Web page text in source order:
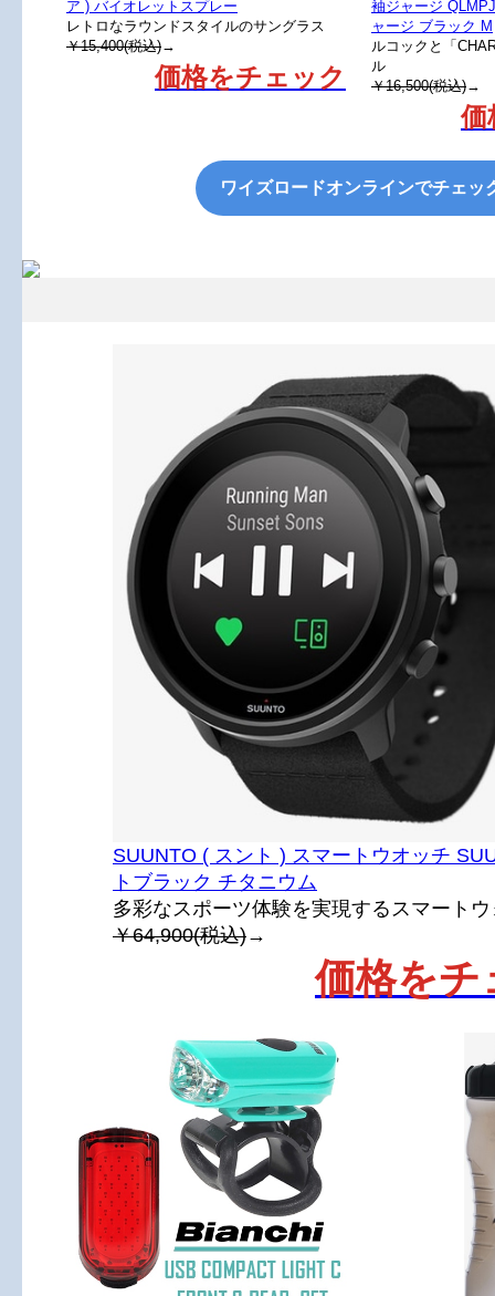
ア ) バイオレットスプレー
レトロなラウンドスタイルのサングラス
￥15,400(税込)→
価格をチェック
袖ジャージ
ャージ ブラック M
ルコックと「
ル
￥16,500(税込)→
価
ワイズロードオンラインでチェッ
SUUNTO ( スント ) スマートウオッチ
トブラック チタニウム
多彩なスポーツ体験を実現するスマート
￥64,900(税込)→
価格をチ